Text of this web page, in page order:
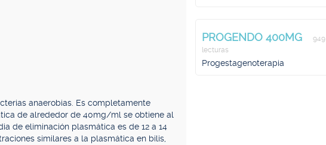
anaerobias. Es completamente
de alrededor de 40mg/ml se obtiene al
de eliminación plasmática es de 12 a 14
similares a la plasmática en bilis,
PROGENDO 400MG
949
lecturas
Progestagenoterapia